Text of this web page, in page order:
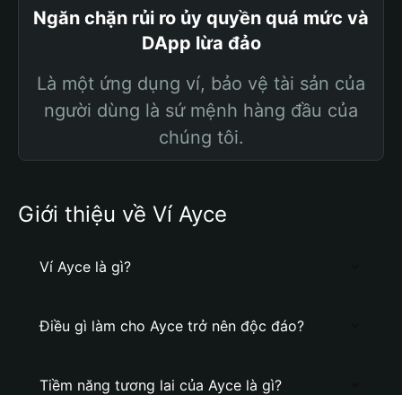
Ngăn chặn rủi ro ủy quyền quá mức và
DApp lừa đảo
Là một ứng dụng ví, bảo vệ tài sản của
người dùng là sứ mệnh hàng đầu của
chúng tôi.
Giới thiệu về Ví Ayce
Ví Ayce là gì?
Điều gì làm cho Ayce trở nên độc đáo?
Tiềm năng tương lai của Ayce là gì?